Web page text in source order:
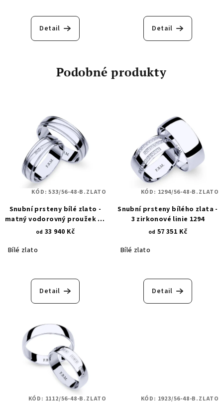
Detail Detail
Podobné produkty
Snubní prsteny bílé zlato -
matný vodorovný proužek se
zirkony 533
od 33 940 Kč
Bílé zlato
hodnocení
produktu
5
hvězdiček.
Detail
KÓD:533/56-48-B.ZLATO
Snubní prsteny bílého zlata -
3 zirkonové linie 1294
od 57 351 Kč
Bílé zlato
Detail
KÓD: 1294/56-48-B.ZLATO
KÓD: 1112/56-48-B.ZLATO KÓD: 1923/56-48-B.ZLATO